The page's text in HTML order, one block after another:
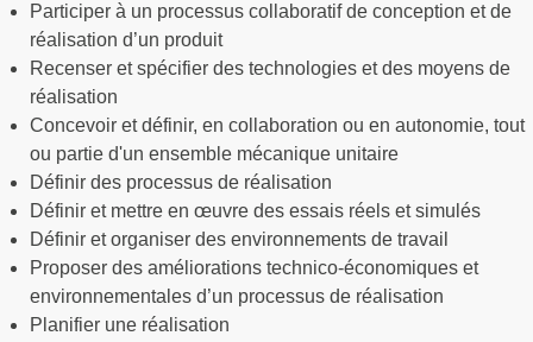
Participer à un processus collaboratif de conception et de
réalisation d’un produit
Recenser et spécifier des technologies et des moyens de
réalisation
Concevoir et définir, en collaboration ou en autonomie, tout
ou partie d'un ensemble mécanique unitaire
Définir des processus de réalisation
Définir et mettre en œuvre des essais réels et simulés
Définir et organiser des environnements de travail
Proposer des améliorations technico-économiques et
environnementales d’un processus de réalisation
Planifier une réalisation